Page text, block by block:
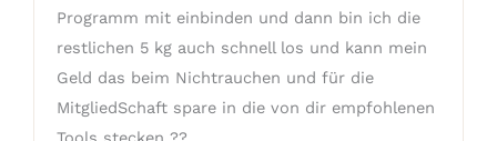
Programm mit einbinden und dann bin ich die
restlichen 5 kg auch schnell los und kann mein
Geld das beim Nichtrauchen und für die
MitgliedSchaft spare in die von dir empfohlenen